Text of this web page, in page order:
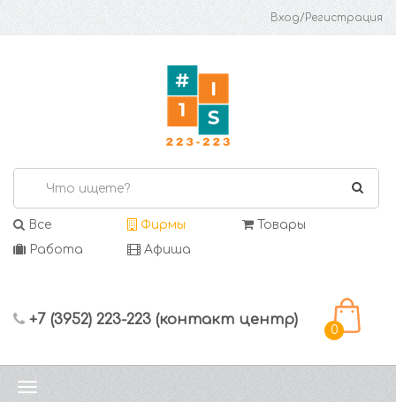
Вход/Регистрация
Все Фирмы
Товары
Работа
Афиша
+7 (3952) 223-223 (контакт центр)
0